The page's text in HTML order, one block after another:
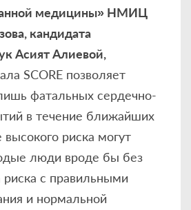
медицины» НМИЦ
кандидата
Асият Алиевой,
SCORE позволяет
фатальных сердечно-
в течение ближайших
риска могут
люди вроде бы без
риска с правильными
и нормальной